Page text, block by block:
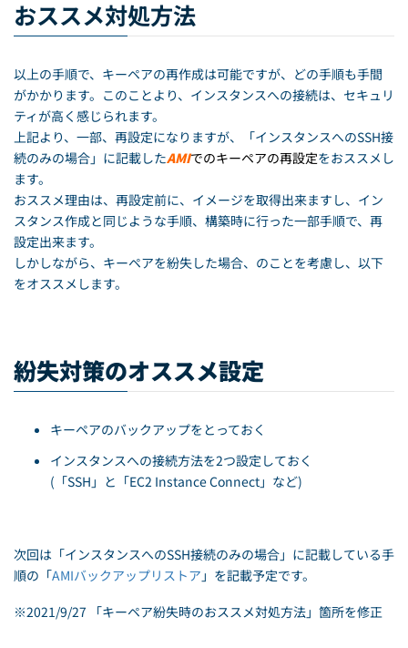
おススメ対処方法
以上の手順で、キーペアの再作成は可能ですが、どの手順も手間
がかかります。このことより、インスタンスへの接続は、セキュリ
ティが高く感じられます。
上記より、一部、再設定になりますが、「インスタンスへのSSH接
続のみの場合」に記載したAMIでのキーペアの再設定をおススメし
ます。
おススメ理由は、再設定前に、イメージを取得出来ますし、イン
スタンス作成と同じような手順、構築時に行った一部手順で、再
設定出来ます。
しかしながら、キーペアを紛失した場合、のことを考慮し、以下
をオススメします。
紛失対策のオススメ設定
キーペアのバックアップをとっておく
インスタンスへの接続方法を2つ設定しておく
(「SSH」と「EC2 Instance Connect」など)
次回は「インスタンスへのSSH接続のみの場合」に記載している手
順の「AMIバックアップリストア 」を記載予定です。
※2021/9/27 「キーペア紛失時のおススメ対処方法」箇所を修正